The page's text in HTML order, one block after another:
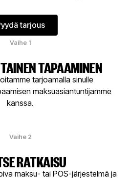
Pyydä tarjous
tarjous
Vaihe 1
TAPAAMINEN
tarjoamalla sinulle
maksuasiantuntijamme
kanssa.
Vaihe 2
RATKAISU
maksu- tai POS-järjestelmä ja